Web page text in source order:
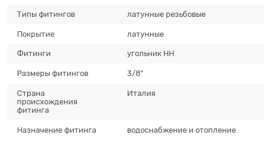
Типы фитингов латунные резьбовые
Покрытие латунные
Фитинги угольник НН
Размеры фитингов 3/8"
Страна
происхождения
фитинга
Италия
Назначение фитинга водоснабжение и отопление